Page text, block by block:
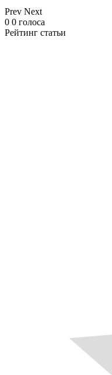
Prev Next
0 0 голоса
Рейтинг статьи